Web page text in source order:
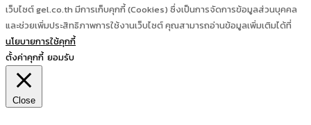
เว็บไซต์ gel.co.th มีการเก็บคุกกี้ (Cookies) ซึ่งเป็นการจัดการข้อมูลส่วนบุคคล
และช่วยเพิ่มประสิทธิภาพการใช้งานเว็บไซต์ คุณสามารถอ่านข้อมูลเพิ่มเติมได้ที่
นโยบายการใช้คุกกี้
ตั้งค่าคุกกี้ ยอมรับ
Close